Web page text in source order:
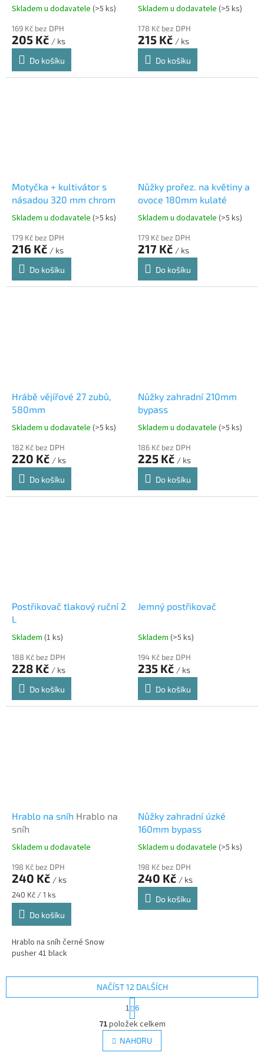
Skladem u dodavatele (>5 ks)
169 Kč bez DPH
205 Kč / ks
Do košíku
Skladem u dodavatele (>5 ks)
178 Kč bez DPH
215 Kč / ks
Do košíku
Motyčka + kultivátor s
násadou 320 mm chrom
Skladem u dodavatele (>5 ks)
179 Kč bez DPH
216 Kč / ks
Do košíku
Nůžky prořez. na květiny a
ovoce 180mm kulaté
Skladem u dodavatele (>5 ks)
179 Kč bez DPH
217 Kč / ks
Do košíku
Hrábě vějířové 27 zubů,
580mm
Skladem u dodavatele (>5 ks)
182 Kč bez DPH
220 Kč / ks
Do košíku
Nůžky zahradní 210mm
bypass
Skladem u dodavatele (>5 ks)
186 Kč bez DPH
225 Kč / ks
Do košíku
Postřikovač tlakový ruční 2
L
Skladem (1 ks)
188 Kč bez DPH
228 Kč / ks
Do košíku
Jemný postřikovač
Skladem (>5 ks)
194 Kč bez DPH
235 Kč / ks
Do košíku
Hrablo na sníh Hrablo na
sníh
Skladem u dodavatele
198 Kč bez DPH
240 Kč / ks
Měrná
cena:
240 Kč / 1 ks
Do košíku
Hrablo na sníh černé Snow
pusher 41 black
Nůžky zahradní úzké
160mm bypass
Skladem u dodavatele (>5 ks)
198 Kč bez DPH
240 Kč / ks
Do košíku
O
v
l
á
NAČÍST 12 DALŠÍCH
S
t
r
á
n
k
1 6
71položek celkem
NAHORU